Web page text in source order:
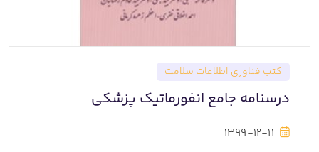
کتب فناوری اطلاعات سلامت
درسنامه جامع انفورماتیک پزشکی
1399-12-11